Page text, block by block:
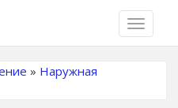
TOGGLE
» Наружная